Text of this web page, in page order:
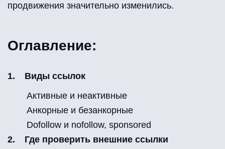
продвижения значительно изменились.
Оглавление:
Виды ссылок
Активные и неактивные
Анкорные и безанкорные
Dofollow и nofollow, sponsored
Где проверить внешние ссылки